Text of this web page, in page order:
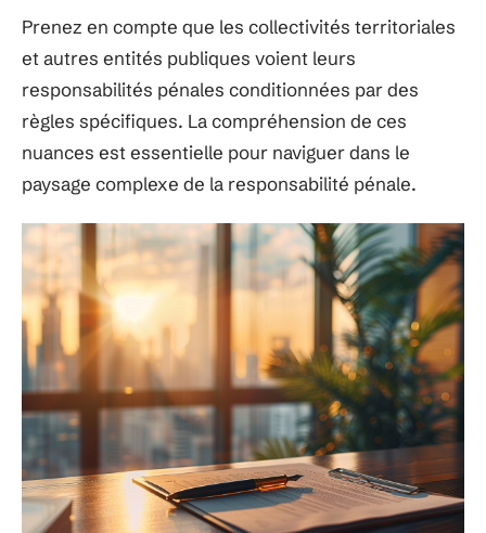
Prenez en compte que les collectivités territoriales
et autres entités publiques voient leurs
responsabilités pénales conditionnées par des
règles spécifiques. La compréhension de ces
nuances est essentielle pour naviguer dans le
paysage complexe de la responsabilité pénale.